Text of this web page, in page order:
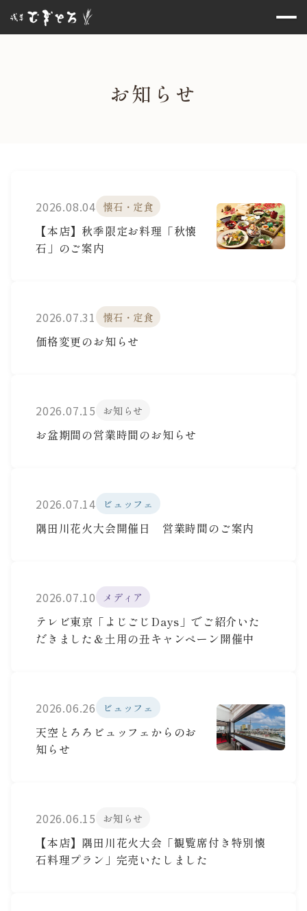
お知らせ
お知らせ
2026.08.04 懐石・定食
【本店】秋季限定お料理「秋懐
石」のご案内
2026.07.31 懐石・定食
価格変更のお知らせ
2026.07.15 お知らせ
お盆期間の営業時間のお知らせ
2026.07.14 ビュッフェ
隅田川花火大会開催日 営業時間のご案内
2026.07.10 メディア
テレビ東京「よじごじDays」でご紹介いた
だきました＆土用の丑キャンペーン開催中
2026.06.26 ビュッフェ
天空とろろビュッフェからのお
知らせ
2026.06.15 お知らせ
【本店】隅田川花火大会「観覧席付き特別懐
石料理プラン」完売いたしました